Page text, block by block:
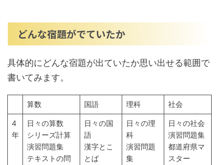
どんな宿題がでていたか
具体的にどんな宿題が出ていたか思い出せる範囲で
書いてみます。
算数 国語 理科 社会
4
年
日々の算数
シリーズ計算
演習問題集
テキストの問
日々の国
語
漢字とこ
とば
日々の理
科
演習問題
集
日々の社会
演習問題集
都道府県マ
スター